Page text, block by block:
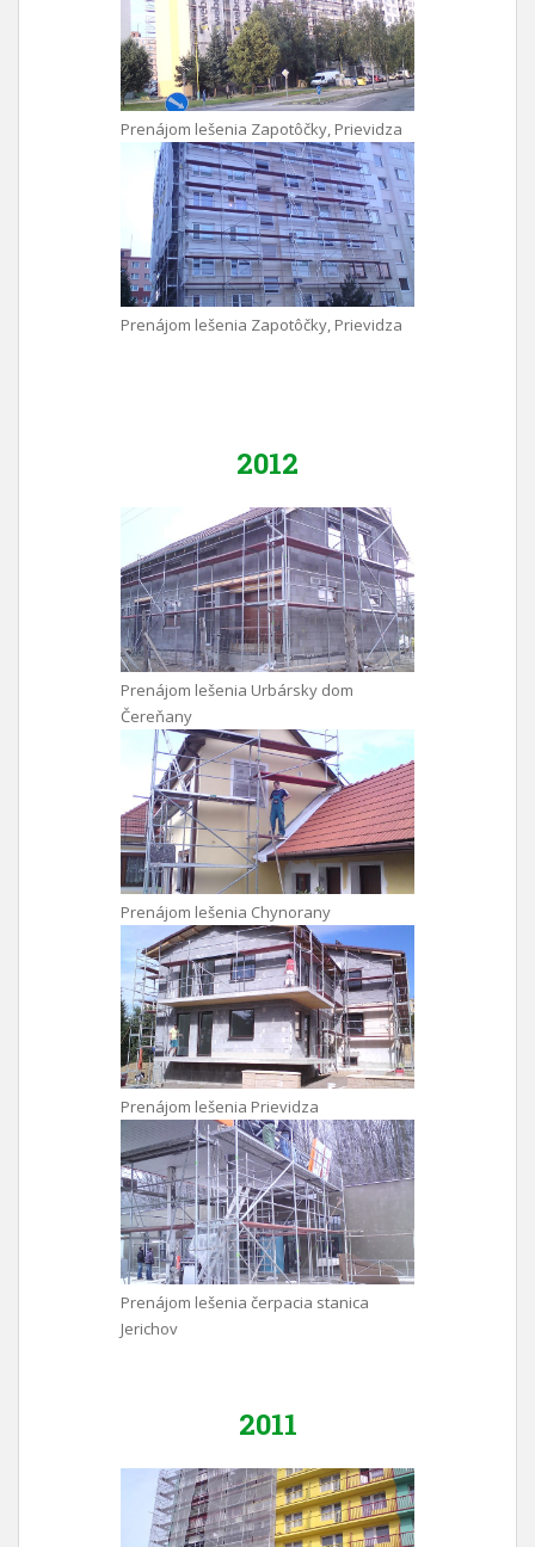
Prenájom lešenia Zapotôčky, Prievidza
Prenájom lešenia Zapotôčky, Prievidza
2012
Prenájom lešenia Urbársky dom
Čereňany
Prenájom lešenia Chynorany
Prenájom lešenia Prievidza
Prenájom lešenia čerpacia stanica
Jerichov
2011